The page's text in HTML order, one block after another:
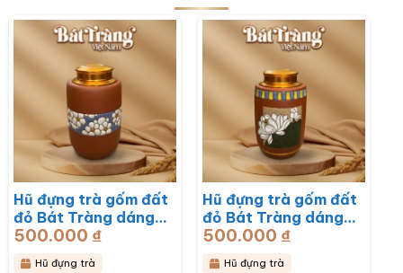
Hũ đựng trà gốm đất
đỏ Bát Tràng dáng
trụ hoạ tiết hoa mai
trắng BT-HĐT13
500.000 ₫
Hũ đựng trà
Hũ đựng trà gốm đất
đỏ Bát Tràng dáng
trụ hoạ tiết hoa sen
BT-HĐT12
500.000 ₫
Hũ đựng trà